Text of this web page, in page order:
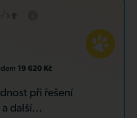
19 620 Kč
při řešení
další...